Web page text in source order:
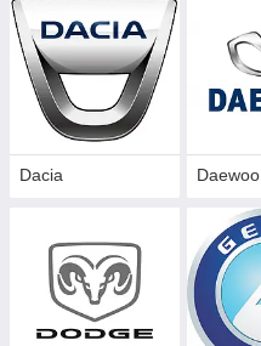
Dacia Daewoo